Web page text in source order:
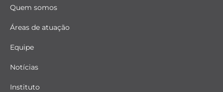
Quem somos
Áreas de atuação
Equipe
Notícias
Instituto